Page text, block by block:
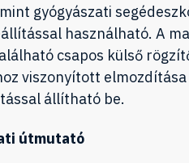
gyógyászati
használható. A
csapos külső
viszonyított
állítható be.
útmutató